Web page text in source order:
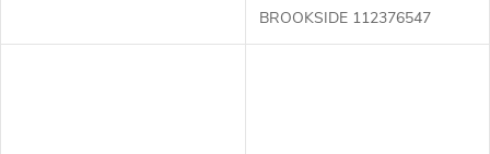
BROOKSIDE 112376547